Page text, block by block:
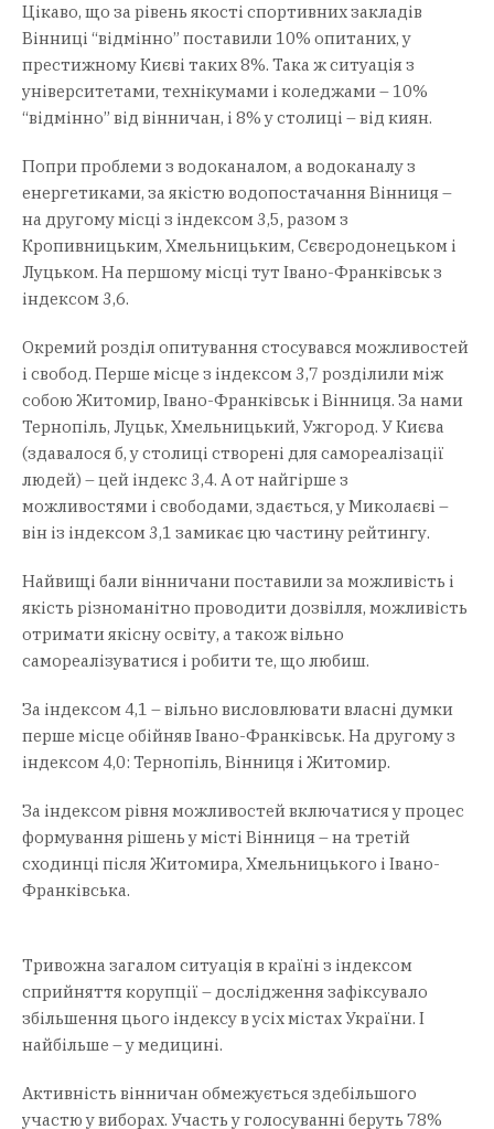
Цікаво, що за рівень якості спортивних закладів
Вінниці “відмінно” поставили 10% опитаних, у
престижному Києві таких 8%. Така ж ситуація з
університетами, технікумами і коледжами – 10%
“відмінно” від вінничан, і 8% у столиці – від киян.
Попри проблеми з водоканалом, а водоканалу з
енергетиками, за якістю водопостачання Вінниця –
на другому місці з індексом 3,5, разом з
Кропивницьким, Хмельницьким, Сєвєродонецьком і
Луцьком. На першому місці тут Івано-Франківськ з
індексом 3,6.
Окремий розділ опитування стосувався можливостей
і свобод. Перше місце з індексом 3,7 розділили між
собою Житомир, Івано-Франківськ і Вінниця. За нами
Тернопіль, Луцьк, Хмельницький, Ужгород. У Києва
(здавалося б, у столиці створені для самореалізації
людей) – цей індекс 3,4. А от найгірше з
можливостями і свободами, здається, у Миколаєві –
він із індексом 3,1 замикає цю частину рейтингу.
Найвищі бали вінничани поставили за можливість і
якість різноманітно проводити дозвілля, можливість
отримати якісну освіту, а також вільно
самореалізуватися і робити те, що любиш.
За індексом 4,1 – вільно висловлювати власні думки
перше місце обійняв Івано-Франківськ. На другому з
індексом 4,0: Тернопіль, Вінниця і Житомир.
За індексом рівня можливостей включатися у процес
формування рішень у місті Вінниця – на третій
сходинці після Житомира, Хмельницького і Івано-
Франківська.
Тривожна загалом ситуація в країні з індексом
сприйняття корупції – дослідження зафіксувало
збільшення цього індексу в усіх містах України. І
найбільше – у медицині.
Активність вінничан обмежується здебільшого
участю у виборах. Участь у голосуванні беруть 78%